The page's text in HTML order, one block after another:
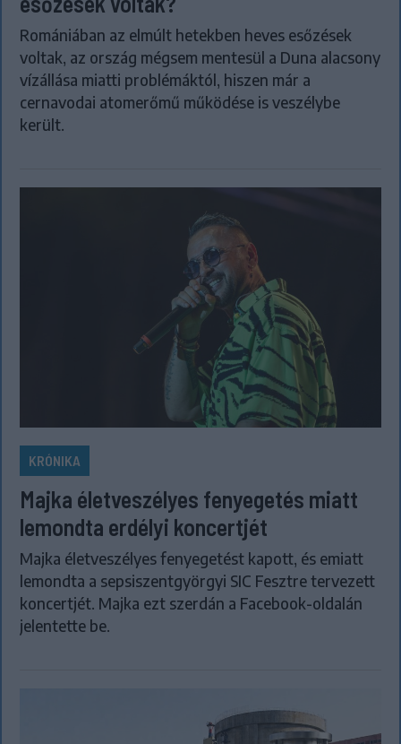
Romániában az elmúlt hetekben heves esőzések
voltak, az ország mégsem mentesül a Duna alacsony
vízállása miatti problémáktól, hiszen már a
cernavodai atomerőmű működése is veszélybe
került.
KRÓNIKA
Majka életveszélyes fenyegetés miatt
lemondta erdélyi koncertjét
Majka életveszélyes fenyegetést kapott, és emiatt
lemondta a sepsiszentgyörgyi SIC Fesztre tervezett
koncertjét. Majka ezt szerdán a Facebook-oldalán
jelentette be.